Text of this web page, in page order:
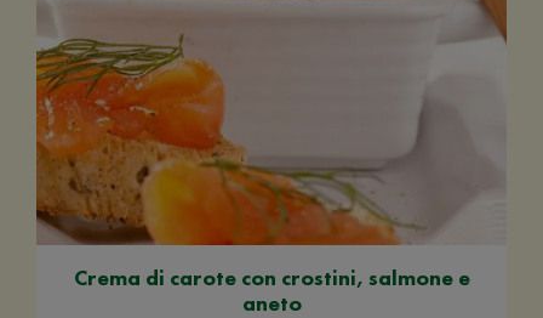
Crema di carote con crostini, salmone e
aneto